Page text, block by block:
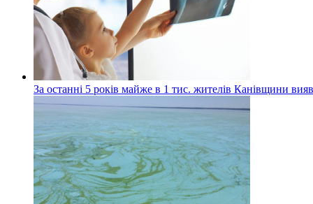
За останні 5 років майже в 1 тис. жителів Канівщини